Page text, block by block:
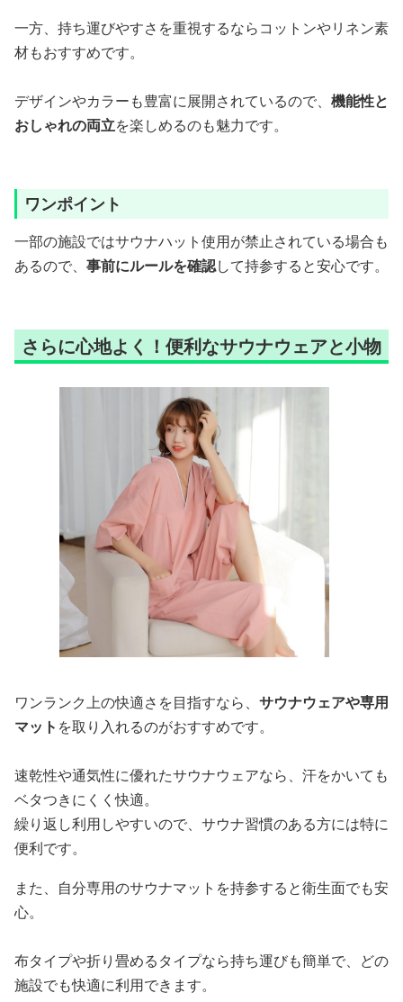
一方、持ち運びやすさを重視するならコットンやリネン素
材もおすすめです。
デザインやカラーも豊富に展開されているので、 機能性と
おしゃれの両立を楽しめるのも魅力です。
ワンポイント
一部の施設ではサウナハット使用が禁止されている場合も
あるので、 事前にルールを確認して持参すると安心です。
さらに心地よく！便利なサウナウェアと小物
ワンランク上の快適さを目指すなら、 サウナウェアや専用
マット を取り入れるのがおすすめです。
速乾性や通気性に優れたサウナウェアなら、汗をかいても
ベタつきにくく快適。
繰り返し利用しやすいので、サウナ習慣のある方には特に
便利です。
また、自分専用のサウナマットを持参すると衛生面でも安
心。
布タイプや折り畳めるタイプなら持ち運びも簡単で、どの
施設でも快適に利用できます。